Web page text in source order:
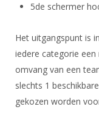
5de schermer
Het uitgangspunt is
iedere categorie een
omvang van een
slechts 1
gekozen worden